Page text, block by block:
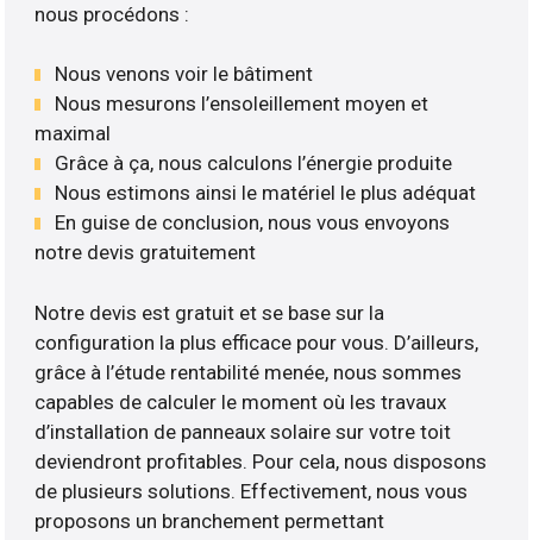
nous procédons :
Nous venons voir le bâtiment
Nous mesurons l’ensoleillement moyen et
maximal
Grâce à ça, nous calculons l’énergie produite
Nous estimons ainsi le matériel le plus adéquat
En guise de conclusion, nous vous envoyons
notre devis gratuitement
Notre devis est gratuit et se base sur la
configuration la plus efficace pour vous. D’ailleurs,
grâce à l’étude rentabilité menée, nous sommes
capables de calculer le moment où les travaux
d’installation de panneaux solaire sur votre toit
deviendront profitables. Pour cela, nous disposons
de plusieurs solutions. Effectivement, nous vous
proposons un branchement permettant